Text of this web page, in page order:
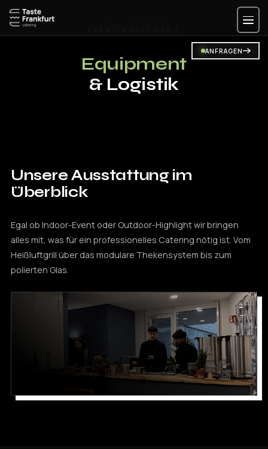
Zum
Inhalt
springen
ANFRAGEN
Equipment
& Logistik
Unsere Ausstattung im
Überblick
Egal ob Indoor-Event oder Outdoor-Highlight wir bringen
alles mit, was für ein professionelles Catering nötig ist. Vom
Heißluftgrill über das modulare Thekensystem bis zum
polierten Glas.